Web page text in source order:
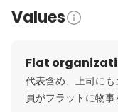
Values
Flat
代表含め、上司に
員がフラットに物